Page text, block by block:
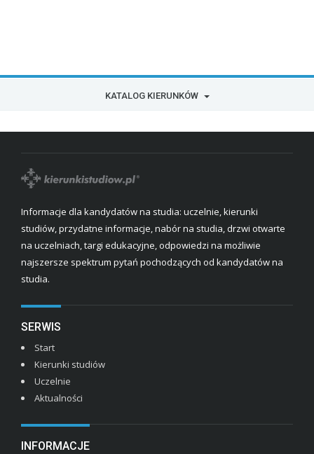
KATALOG KIERUNKÓW
Informacje dla kandydatów na studia: uczelnie, kierunki
studiów, przydatne informacje, nabór na studia, drzwi otwarte
na uczelniach, targi edukacyjne, odpowiedzi na możliwie
najszersze spektrum pytań pochodzących od kandydatów na
studia.
SERWIS
Start
Kierunki studiów
Uczelnie
Aktualności
INFORMACJE